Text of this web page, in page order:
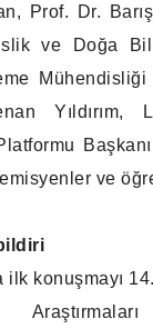
Prof. Dr.
ve Doğa
Mühendisliği
Yıldırım,
ve
ilk konuşmayı